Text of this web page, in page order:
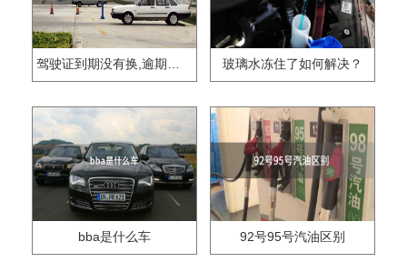
驾驶证到期没有换,逾期怎么办?? 玻璃水冻住了如何解决？
bba是什么车 92号95号汽油区别